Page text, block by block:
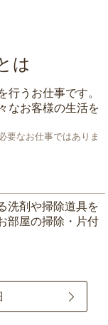
は
行うお仕事です。
なお客様の生活を
要なお仕事ではありま
洗剤や掃除道具を
部屋の掃除・片付